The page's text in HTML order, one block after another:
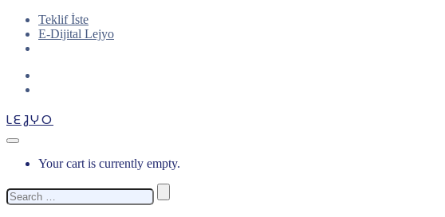
Teklif İste
E-Dijital Lejyo
LEJYO
Your cart is currently empty.
Search
for: